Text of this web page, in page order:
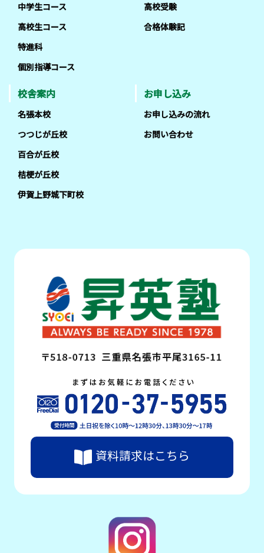
中学生コース
高校生コース
特進科
個別指導コース
高校受験
合格体験記
校舎案内
名張本校
つつじが丘校
百合が丘校
桔梗が丘校
伊賀上野城下町校
お申し込み
お申し込みの流れ
お問い合わせ
資料請求はこちら